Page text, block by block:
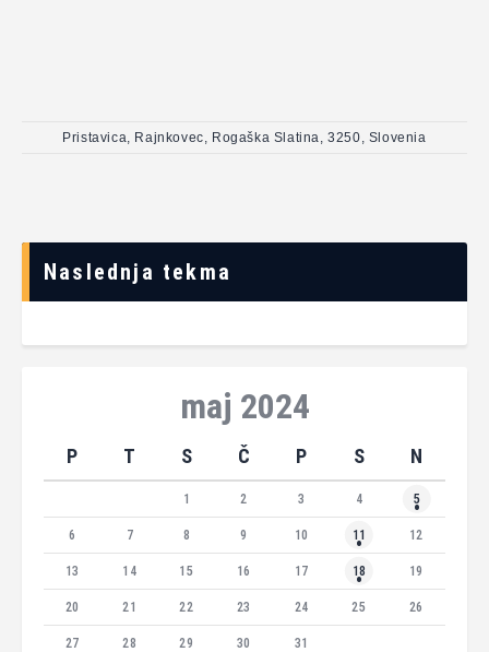
Pristavica, Rajnkovec, Rogaška Slatina, 3250, Slovenia
Naslednja tekma
maj 2024
P T S Č P S N
1 2 3 4 5
6 7 8 9 10 11 12
13 14 15 16 17 18 19
20 21 22 23 24 25 26
27 28 29 30 31